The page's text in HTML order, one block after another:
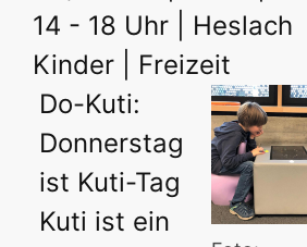
14 - 18 Uhr | Heslach
Kinder | Freizeit
Do-Kuti:
Donnerstag
ist Kuti-Tag
Kuti ist ein